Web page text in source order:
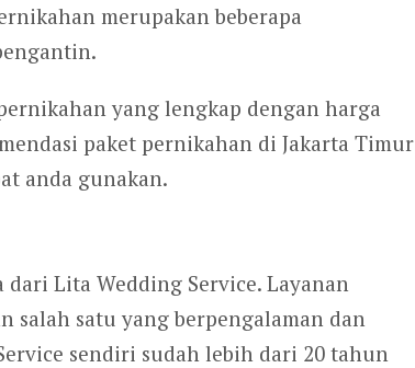
merupakan beberapa
yang lengkap dengan harga
paket pernikahan di Jakarta Timur
anda gunakan.
Lita Wedding Service. Layanan
salah satu yang berpengalaman dan
sendiri sudah lebih dari 20 tahun